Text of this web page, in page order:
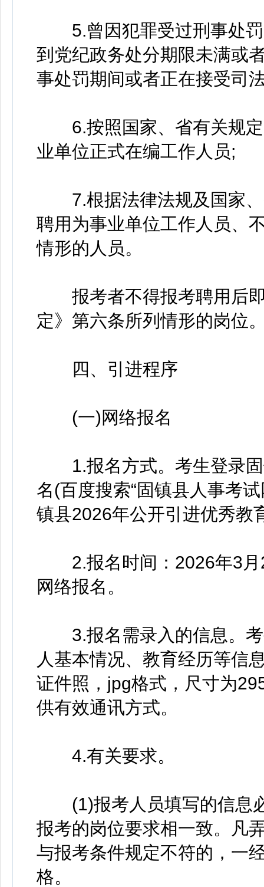
5.曾因犯罪受过刑事处罚
到党纪政务处分期限未满或
事处罚期间或者正在接受司
6.按照国家、省有关规定
业单位正式在编工作人员;
7.根据法律法规及国家、
聘用为事业单位工作人员、
情形的人员。
报考者不得报考聘用后即
定》第六条所列情形的岗位
四、引进程序
(一)网络报名
1.报名方式。考生登录固
名(百度搜索“固镇县人事考
镇县2026年公开引进优秀教
2.报名时间：2026年3月
网络报名。
3.报名需录入的信息。考
人基本情况、教育经历等信
证件照，jpg格式，尺寸为
供有效通讯方式。
4.有关要求。
(1)报考人员填写的信息
报考的岗位要求相一致。凡
与报考条件规定不符的，一
格。